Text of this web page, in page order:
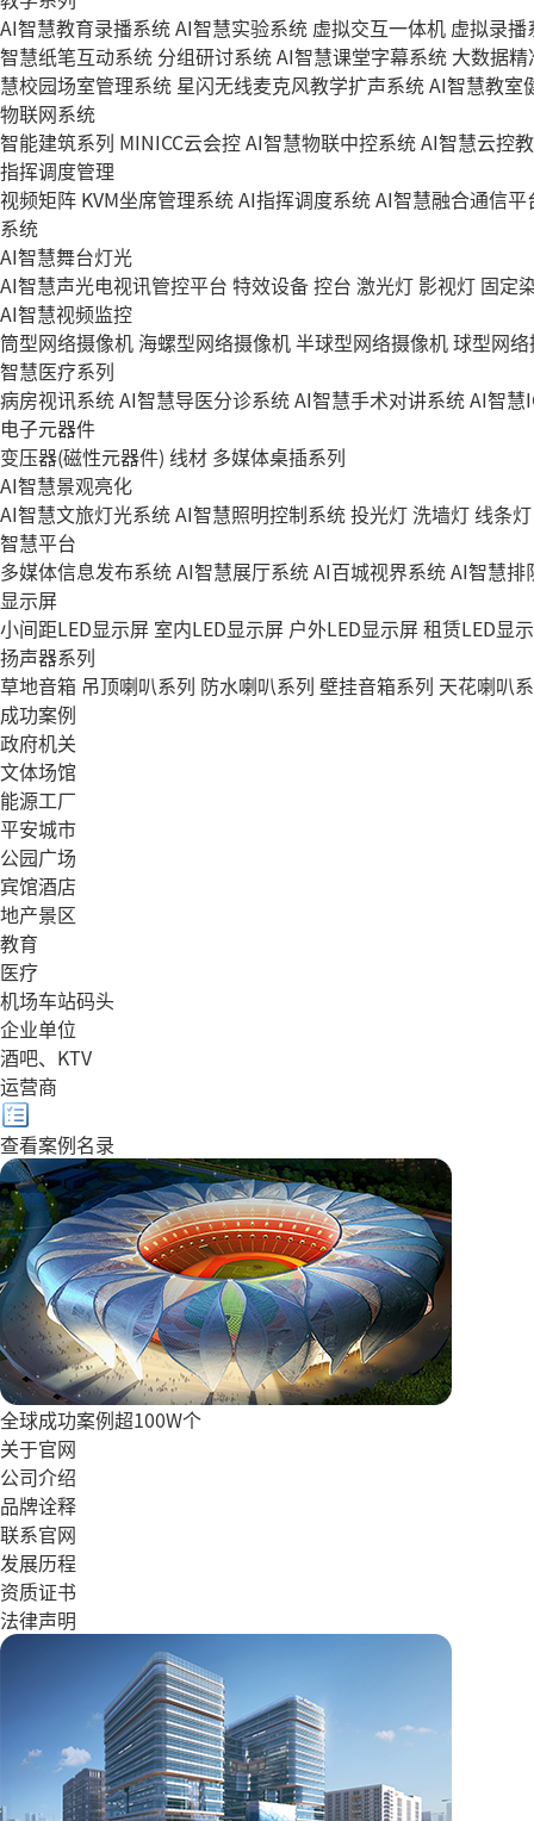
AI智慧教育录播系统AI智慧实验系统 虚拟交互一体机 虚拟录播
智慧纸笔互动系统 分组研讨系统AI智慧课堂字幕系统 大数据
慧校园场室管理系统 星闪无线麦克风教学扩声系统AI智慧教室
物联网系统
智能建筑系列 MINICC云会控AI智慧物联中控系统AI智慧云控
指挥调度管理
视频矩阵 KVM坐席管理系统AI指挥调度系统AI智慧融合通信平
系统
AI智慧舞台灯光
AI智慧声光电视讯管控平台 特效设备控台 激光灯 影视灯 固定
AI智慧视频监控
筒型网络摄像机 海螺型网络摄像机半球型网络摄像机球型网
智慧医疗系列
病房视讯系统AI智慧导医分诊系统AI智慧手术对讲系统AI智慧
电子元器件
变压器(磁性元器件) 线材 多媒体桌插系列
AI智慧景观亮化
AI智慧文旅灯光系统AI智慧照明控制系统投光灯洗墙灯线条灯
智慧平台
多媒体信息发布系统AI智慧展厅系统AI百城视界系统AI智慧排
显示屏
小间距LED显示屏 室内LED显示屏 户外LED显示屏租赁LED显
扬声器系列
草地音箱 吊顶喇叭系列 防水喇叭系列 壁挂音箱系列 天花喇叭
成功案例
政府机关
文体场馆
能源工厂
平安城市
公园广场
宾馆酒店
地产景区
教育
医疗
机场车站码头
企业单位
酒吧、KTV
运营商
查看案例名录
全球成功案例超100W个
关于官网
公司介绍
品牌诠释
联系官网
发展历程
资质证书
法律声明